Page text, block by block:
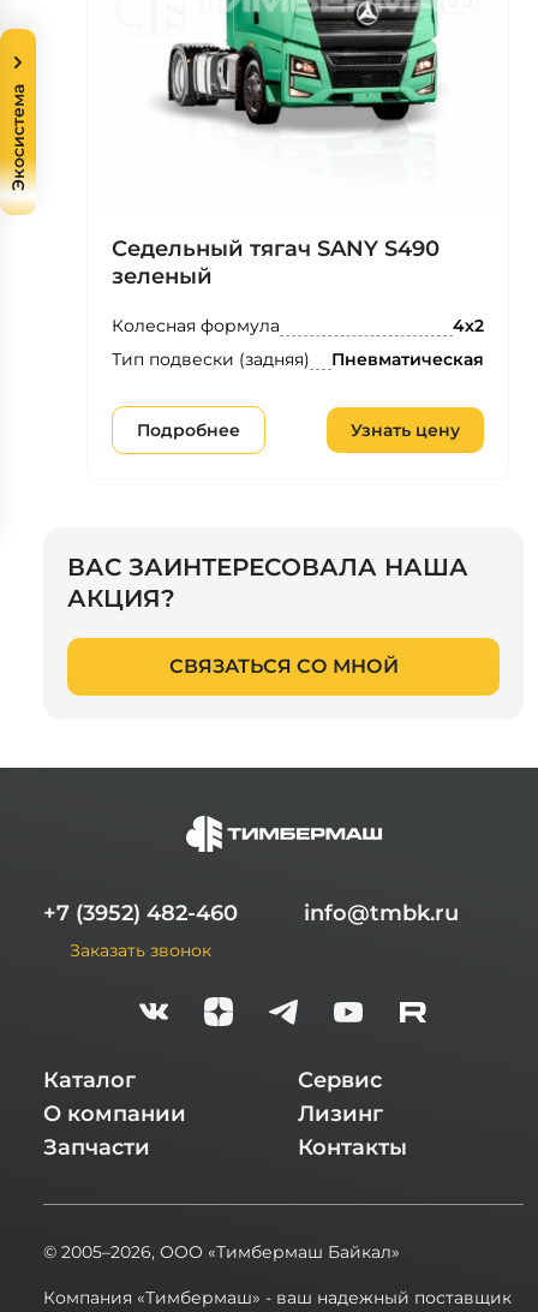
Седельный тягач SANY S490
зеленый
Колесная формула 4х2
Тип подвески (задняя) Пневматическая
Подробнее Узнать цену
ВАС ЗАИНТЕРЕСОВАЛА НАША
АКЦИЯ?
СВЯЗАТЬСЯ СО МНОЙ
+7 (3952) 482-460
Заказать звонок
info@tmbk.ru
Каталог
О компании
Запчасти
Сервис
Лизинг
Контакты
© 2005–2026, ООО «Тимбермаш Байкал»
Компания «Тимбермаш» - ваш надежный поставщик
Экосистема